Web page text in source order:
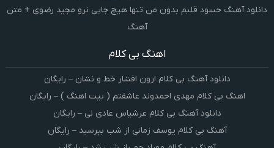
دانلود آهنگ حسود قلبم بدون من تنها هیچ جایی نرو مجید رضوی + متن
آهنگ
اهنگ بی کلام
دانلود آهنگ بی کلام ارون افشار خط و نشان – رایگان
اهنگ بی کلام مهدی احمدوند عاشقتم ( بیت اهنگ ) – رایگان
دانلود آهنگ بی کلام عرشیاس عادی نی – رایگان
آهنگ بی کلام یوسف زمانی از شب بپرسید – رایگان